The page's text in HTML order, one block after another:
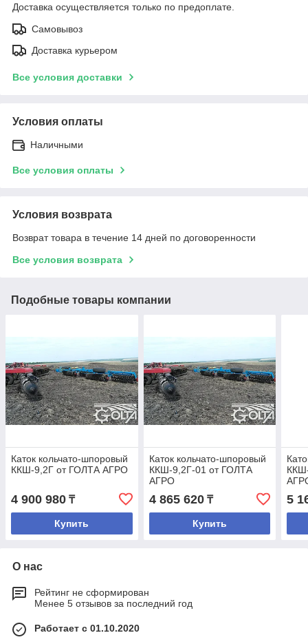
Доставка осуществляется только по предоплате.
Самовывоз
Доставка курьером
Все условия доставки
Условия оплаты
Наличными
Все условия оплаты
Условия возврата
Возврат товара в течение 14 дней по договоренности
Все условия возврата
Подобные товары компании
Каток кольчато-шпоровый
ККШ-9,2Г от ГОЛТА АГРО
4 900 980 ₸
Купить
Каток кольчато-шпоровый
ККШ-9,2Г-01 от ГОЛТА
АГРО
4 865 620₸
Купить
5
О нас
Рейтинг не сформирован
Менее 5 отзывов за последний год
Работает с 01.10.2020